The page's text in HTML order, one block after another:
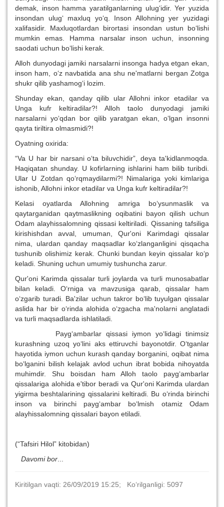
demak, inson hamma yaratilganlarning ulug‘idir. Yer yuzida
insondan ulug‘ maxluq yo‘q. Inson Allohning yer yuzidagi
xalifasidir. Maxluqotlardan birortasi insondan ustun bo‘lishi
mumkin emas. Hamma narsalar inson uchun, insonning
saodati uchun bo‘lishi kerak.
Alloh dunyodagi jamiki narsalarni insonga hadya etgan ekan,
inson ham, o‘z navbatida ana shu ne'matlarni bergan Zotga
shukr qilib yashamog‘i lozim.
Shunday ekan, qanday qilib ular Allohni inkor etadilar va
Unga kufr keltiradilar?! Alloh taolo dunyodagi jamiki
narsalarni yo‘qdan bor qilib yaratgan ekan, o‘lgan insonni
qayta tiriltira olmasmidi?!
Oyatning oxirida:
“Va U har bir narsani o‘ta biluvchidir”, deya ta'kidlanmoqda.
Haqiqatan shunday. U kofirlarning ishlarini ham bilib turibdi.
Ular U Zotdan qo‘rqmaydilarmi?! Nimalariga yoki kimlariga
ishonib, Allohni inkor etadilar va Unga kufr keltiradilar?!
Kelasi oyatlarda Allohning amriga bo‘ysunmaslik va
qaytarganidan qaytmaslikning oqibatini bayon qilish uchun
Odam alayhissalomning qissasi keltiriladi. Qissaning tafsiliga
kirishishdan avval, umuman, Qur'oni Karimdagi qissalar
nima, ulardan qanday maqsadlar ko‘zlanganligini qisqacha
tushunib olishimiz kerak. Chunki bundan keyin qissalar ko‘p
keladi. Shuning uchun umumiy tushuncha zarur.
Qur'oni Karimda qissalar turli joylarda va turli munosabatlar
bilan keladi. O‘rniga va mavzusiga qarab, qissalar ham
o‘zgarib turadi. Ba'zilar uchun takror bo‘lib tuyulgan qissalar
aslida har bir o‘rinda alohida o‘zgacha ma'nolarni anglatadi
va turli maqsadlarda ishlatiladi.
Payg‘ambarlar qissasi iymon yo‘lidagi tinimsiz
kurashning uzoq yo‘lini aks ettiruvchi bayonotdir. O‘tganlar
hayotida iymon uchun kurash qanday borganini, oqibat nima
bo‘lganini bilish kelajak avlod uchun ibrat bobida nihoyatda
muhimdir. Shu boisdan ham Alloh taolo payg‘ambarlar
qissalariga alohida e'tibor beradi va Qur'oni Karimda ulardan
yigirma beshtalarining qissalarini keltiradi. Bu o‘rinda birinchi
inson va birinchi payg‘ambar bo‘lmish otamiz Odam
alayhissalomning qissalari bayon etiladi.
(“Tafsiri Hilol” kitobidan)
Davomi bor...
Kiritilgan vaqti: 26/09/2019 15:25; Ko‘rilganligi: 5097